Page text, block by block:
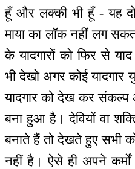
हूँ और लक्की भी हूँ - यह
माया का लॉक नहीं लग
के यादगारों को फिर से
भी देखो अगर कोई यादगार
यादगार को देख कर संकल्प
बना हुआ है। देवियों वा
बनाते हैं तो देखते हुए सभी
नहीं है। ऐसे ही अपने